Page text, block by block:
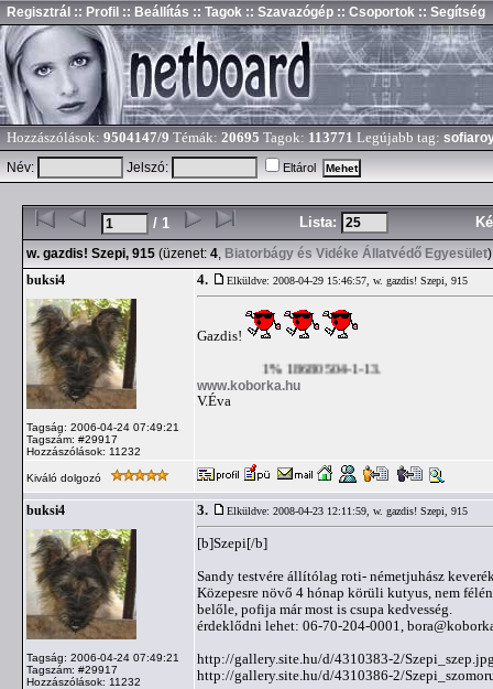
Regisztrál :: Profil :: Beállítás :: Tagok :: Szavazógép :: Csoportok :: Segítség
Hozzászólások: 9504147/9 Témák: 20695 Tagok: 113771 Legújabb tag:
Név:
Jelszó: Eltárol
/ 1 Lista:
w. gazdis! Szepi, 915 (üzenet: 4, Biatorbágy és Vidéke Állatvédő Egyesület)
buksi4
Tagság: 2006-04-24 07:49:21
Tagszám: #29917
Hozzászólások: 11232
4. Elküldve: 2008-04-29 15:46:57, w. gazdis! Szepi, 915
Gazdis!
1% 18680504-1-13.
www.koborka.hu
V.Éva
Kiváló dolgozó
buksi4
Tagság: 2006-04-24 07:49:21
Tagszám: #29917
Hozzászólások: 11232
3. Elküldve: 2008-04-23 12:11:59, w. gazdis! Szepi, 915
[b]Szepi[/b]
Sandy testvére állítólag roti- németjuhász
Közepesre növő 4 hónap körüli kutyus, nem
belőle, pofija már most is csupa kedvesség.
érdeklődni lehet: 06-70-204-0001,
http://gallery.site.hu/d/4310383-2/
http://gallery.site.hu/d/4310386-2/